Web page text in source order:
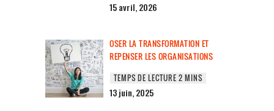
15 avril, 2026
OSER LA TRANSFORMATION ET
REPENSER LES ORGANISATIONS
13 juin, 2025